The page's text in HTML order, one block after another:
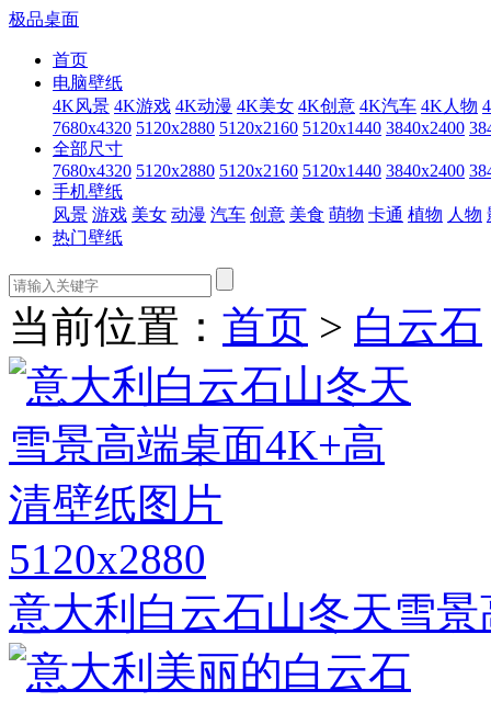
极品桌面
首页
电脑壁纸
4K风景 4K游戏 4K动漫 4K美女 4K创意 4K汽车 4K人物
7680x4320 5120x2880 5120x2160 5120x1440 3840x2400
全部尺寸
7680x4320 5120x2880 5120x2160 5120x1440 3840x2400
手机壁纸
风景 游戏 美女 动漫 汽车 创意 美食 萌物 卡通 植物 人物
热门壁纸
当前位置： 首页 > 白云石
5120x2880
意大利白云石山冬天雪